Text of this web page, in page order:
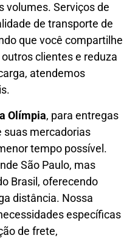
volumes. Serviços de
de transporte de
que você compartilhe
clientes e reduza
atendemos
Olímpia, para entregas
suas mercadorias
tempo possível.
São Paulo, mas
Brasil, oferecendo
distância. Nossa
específicas
de frete,